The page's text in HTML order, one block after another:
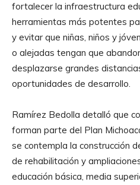
fortalecer la infraestructura
herramientas más potentes
y evitar que niñas, niños y
o alejadas tengan que
desplazarse grandes
oportunidades de desarrollo.
Ramírez Bedolla detalló que
forman parte del Plan
se contempla la construcción
de rehabilitación y
educación básica, media